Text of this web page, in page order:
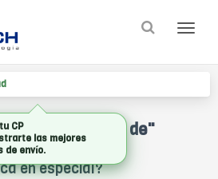
simulador de"
en especial?
CP
las mejores
de envío.